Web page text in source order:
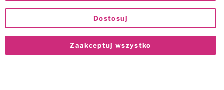
Zaakceptuj wszystko
Dostosuj